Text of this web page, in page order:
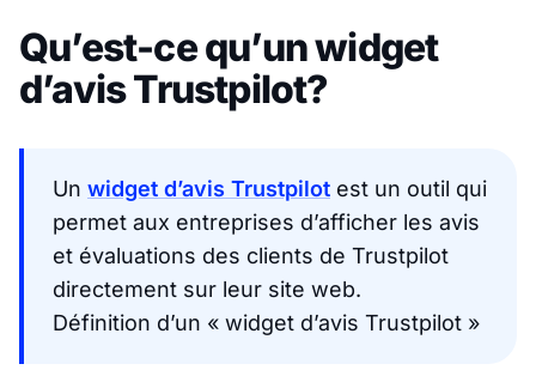
Qu’est-ce qu’un widget
d’avis Trustpilot?
Un widget d’avis Trustpilot est un outil qui
permet aux entreprises d’afficher les avis
et évaluations des clients de Trustpilot
directement sur leur site web.
Définition d’un « widget d’avis Trustpilot »